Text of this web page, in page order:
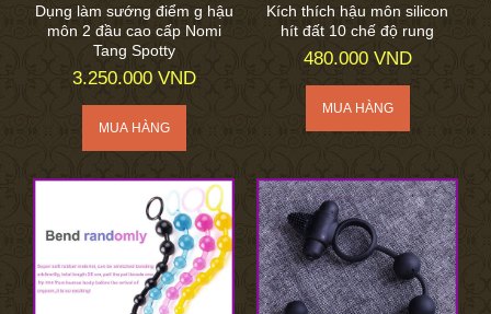
Dụng làm sướng điểm g hậu
môn 2 đầu cao cấp Nomi
Tang Spotty
3.250.000 VND
Kích thích hậu môn silicon
hít đất 10 chế độ rung
480.000 VND